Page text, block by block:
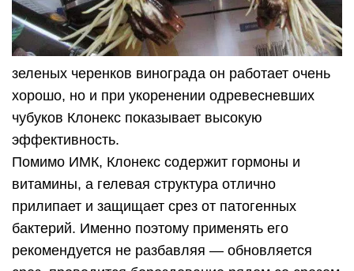
зеленых черенков винограда он работает очень
хорошо, но и при укоренении одревесневших
чубуков Клонекс показывает высокую
эффективность.
Помимо ИМК, Клонекс содержит гормоны и
витамины, а гелевая структура отлично
прилипает и защищает срез от патогенных
бактерий. Именно поэтому применять его
рекомендуется не разбавляя — обновляется